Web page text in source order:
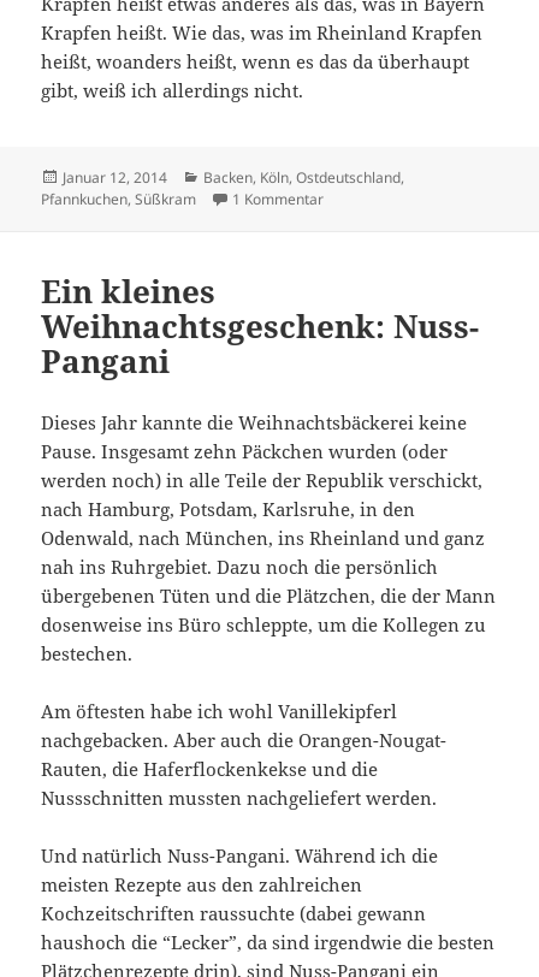
Krapfen heißt. Wie das, was im Rheinland Krapfen
heißt, woanders heißt, wenn es das da überhaupt
gibt, weiß ich allerdings nicht.
Veröffentlicht
am
Januar 12, 2014 Kategorien
Backen, Köln,Ostdeutschland,
Pfannkuchen,Süßkram 1 Kommentarzu Die grosse Berliner-
Ein kleines
Weihnachtsgeschenk: Nuss-
Pangani
Dieses Jahr kannte die Weihnachtsbäckerei keine
Pause. Insgesamt zehn Päckchen wurden (oder
werden noch) in alle Teile der Republik verschickt,
nach Hamburg, Potsdam, Karlsruhe, in den
Odenwald, nach München, ins Rheinland und ganz
nah ins Ruhrgebiet. Dazu noch die persönlich
übergebenen Tüten und die Plätzchen, die der Mann
dosenweise ins Büro schleppte, um die Kollegen zu
bestechen.
Am öftesten habe ich wohl Vanillekipferl
nachgebacken. Aber auch die Orangen-Nougat-
Rauten, die Haferflockenkekse und die
Nussschnitten mussten nachgeliefert werden.
Und natürlich Nuss-Pangani. Während ich die
meisten Rezepte aus den zahlreichen
Kochzeitschriften raussuchte (dabei gewann
haushoch die “Lecker”, da sind irgendwie die besten
Plätzchenrezepte drin), sind Nuss-Pangani ein